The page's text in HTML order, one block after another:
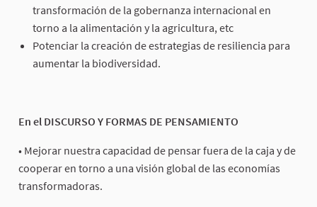
transformación de la gobernanza internacional en
torno a la alimentación y la agricultura, etc
Potenciar la creación de estrategias de resiliencia para
aumentar la biodiversidad.
En el DISCURSO Y FORMAS DE PENSAMIENTO
• Mejorar nuestra capacidad de pensar fuera de la caja y de
cooperar en torno a una visión global de las economías
transformadoras.